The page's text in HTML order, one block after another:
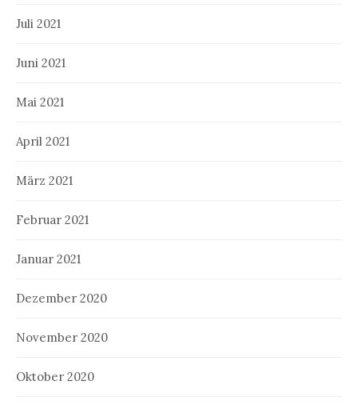
Juli 2021
Juni 2021
Mai 2021
April 2021
März 2021
Februar 2021
Januar 2021
Dezember 2020
November 2020
Oktober 2020